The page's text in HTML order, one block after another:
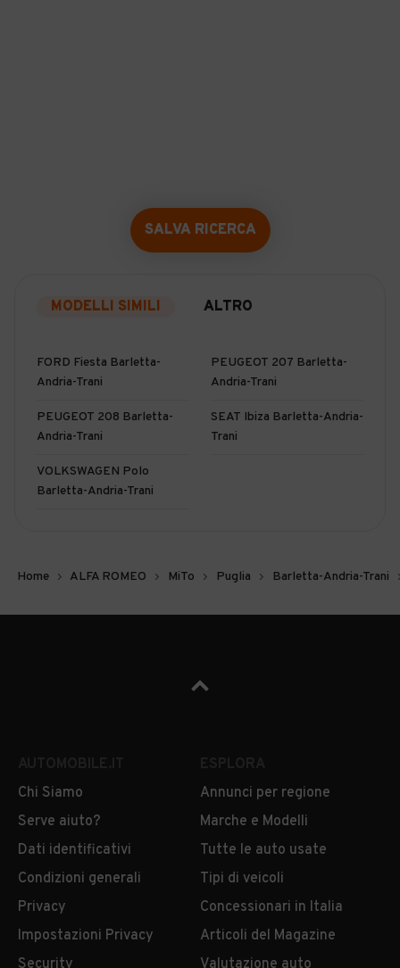
SALVA RICERCA
MODELLI SIMILI ALTRO
FORD Fiesta Barletta-
Andria-Trani
PEUGEOT 207 Barletta-
Andria-Trani
PEUGEOT 208 Barletta-
Andria-Trani
SEAT Ibiza Barletta-Andria-
Trani
VOLKSWAGEN Polo
Barletta-Andria-Trani
Home ALFA ROMEO MiTo Puglia Barletta-Andria-Trani
Chi Siamo
Serve aiuto?
Dati identificativi
Condizioni generali
Privacy
Impostazioni Privacy
Security
Annunci per regione
Marche e Modelli
Tutte le auto usate
Tipi di veicoli
Concessionari in Italia
Articoli del Magazine
Valutazione auto